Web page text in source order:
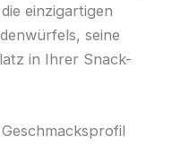
einzigartigen
seine
in Ihrer Snack-